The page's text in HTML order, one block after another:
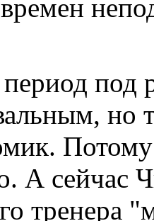
под
но
А сейчас
тренера